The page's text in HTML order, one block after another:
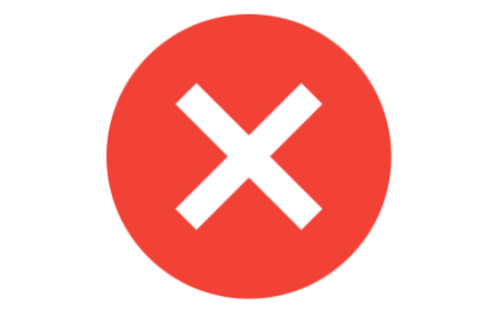
יום הולדת לפי נושא איך בוחרים
כמו צלחות כוסות מפות מפיות ואיך אפשר שבלי מגוון ענק של בלונים
שניתן לבחור לכל נושא של יום ההולדת!
אז הדרך הטובה ביותר למצוא מוצרים ליום הולדת לפי נושא היא גלישה
באתרים המתמחים בימי הולדת לפי נושא שם תוכלו למצוא רעיונות
ומוצרים לימי הולדת הנערכים לפי נושא. אתרים המתמחים בימי הולדת
לפי נושא מציגים מגוון גדול של מוצרים ימי הולדת לפי קונספט במלאי
מיידי שתוכלו להזמין עם משלוח מהיר לכל חלקי הארץ